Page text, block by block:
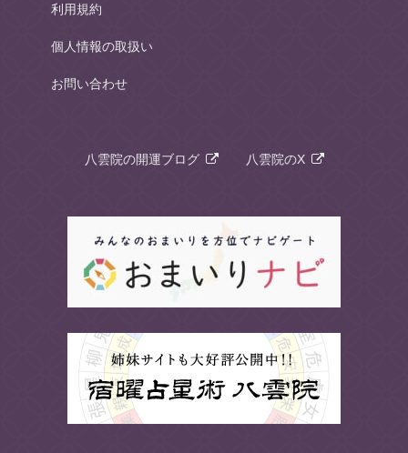
利用規約
個人情報の取扱い
お問い合わせ
八雲院の開運ブログ 八雲院のX